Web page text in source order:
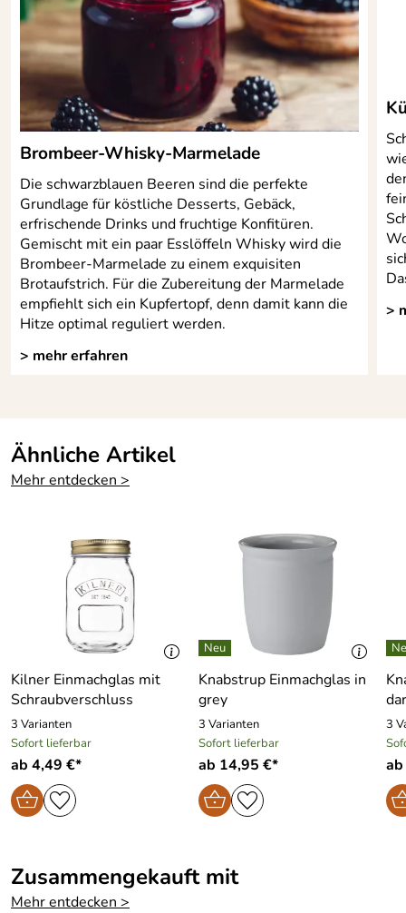
customerservice@rayware.co.uk
Verantwortliche Person: PROFINO GmbH & Co. KG,
Merscheider Straße 167, 42699 Solingen,
info@profino.de
Bin ganz begeistert von Flocino, weil er einfach zu
handhaben ist und man den Abstand der Walzen auch für
kleinere Ölsaaten einstellen kann.
Kaufdatum: 23.03.2020
Bewertungsdatum: 19.04.2020
Brombeer-Whisky-Marmelade
Die schwarzblauen Beeren sind die perfekte
Grundlage für köstliche Desserts, Gebäck,
erfrischende Drinks und fruchtige Konfitüren.
Gemischt mit ein paar Esslöffeln Whisky wird die
Brombeer-Marmelade zu einem exquisiten
Brotaufstrich. Für die Zubereitung der Marmelade
empfiehlt sich ein Kupfertopf, denn damit kann die
Hitze optimal reguliert werden.
> mehr erfahren
>
Ähnliche Artikel
Mehr entdecken >
Kilner Einmachglas mit
Schraubverschluss
3 Varianten
Sofort lieferbar
ab 4,49 €*
Knabstrup Einmachglas in
grey
3 Varianten
Sofort lieferbar
ab 14,95 €*
3
Zusammengekauft mit
Mehr entdecken >